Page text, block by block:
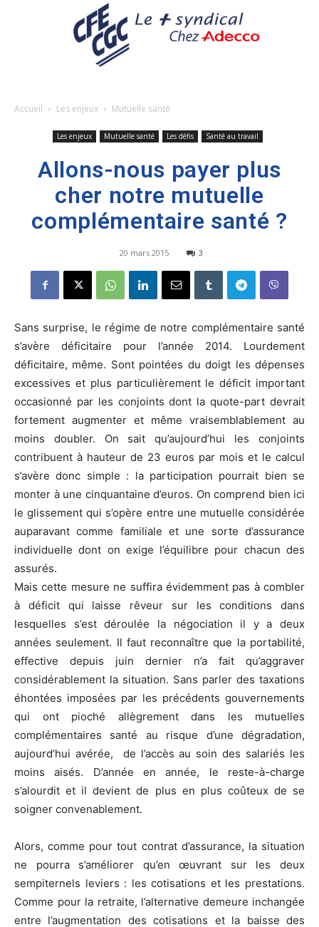
Accueil Les enjeux Mutuelle santé
Les enjeux Mutuelle santé Les défis Santé au travail
Allons-nous payer plus
cher notre mutuelle
complémentaire santé ?
20 mars 2015 3
Sans surprise, le régime de notre complémentaire santé
s’avère déficitaire pour l’année 2014. Lourdement
déficitaire, même. Sont pointées du doigt les dépenses
excessives et plus particulièrement le déficit important
occasionné par les conjoints dont la quote-part devrait
fortement augmenter et même vraisemblablement au
moins doubler. On sait qu’aujourd’hui les conjoints
contribuent à hauteur de 23 euros par mois et le calcul
s’avère donc simple : la participation pourrait bien se
monter à une cinquantaine d’euros. On comprend bien ici
le glissement qui s’opère entre une mutuelle considérée
auparavant comme familiale et une sorte d’assurance
individuelle dont on exige l’équilibre pour chacun des
assurés.
Mais cette mesure ne suffira évidemment pas à combler
à déficit qui laisse rêveur sur les conditions dans
lesquelles s’est déroulée la négociation il y a deux
années seulement. Il faut reconnaître que la portabilité,
effective depuis juin dernier n’a fait qu’aggraver
considérablement la situation. Sans parler des taxations
éhontées imposées par les précédents gouvernements
qui ont pioché allègrement dans les mutuelles
complémentaires santé au risque d’une dégradation,
aujourd’hui avérée, de l’accès au soin des salariés les
moins aisés. D’année en année, le reste-à-charge
s’alourdit et il devient de plus en plus coûteux de se
soigner convenablement.
Alors, comme pour tout contrat d’assurance, la situation
ne pourra s’améliorer qu’en œuvrant sur les deux
sempiternels leviers : les cotisations et les prestations.
Comme pour la retraite, l’alternative demeure inchangée
entre l’augmentation des cotisations et la baisse des